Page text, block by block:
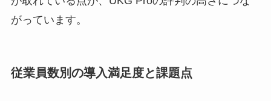
がっています。
従業員数別の導入満足度と課題点